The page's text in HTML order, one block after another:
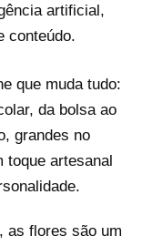
artificial,
conteúdo.
que muda tudo:
da bolsa ao
grandes no
toque artesanal
, as flores são um